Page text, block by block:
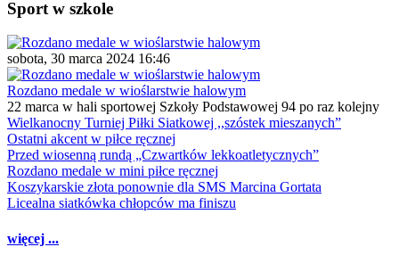
Sport w szkole
sobota, 30 marca 2024 16:46
Rozdano medale w wioślarstwie halowym
22 marca w hali sportowej Szkoły Podstawowej 94 po raz kolejny
Wielkanocny Turniej Piłki Siatkowej ,,szóstek mieszanych”
Ostatni akcent w piłce ręcznej
Przed wiosenną rundą „Czwartków lekkoatletycznych”
Rozdano medale w mini piłce ręcznej
Koszykarskie złota ponownie dla SMS Marcina Gortata
Licealna siatkówka chłopców ma finiszu
więcej ...